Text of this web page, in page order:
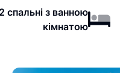
2 спальні з ванною
кімнатою